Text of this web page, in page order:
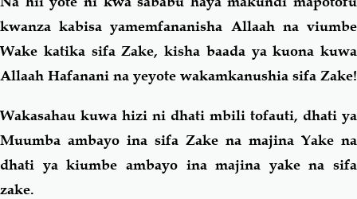
kwanza kabisa yamemfananisha Allaah na viumbe
Wake katika sifa Zake, kisha baada ya kuona kuwa
Allaah Hafanani na yeyote wakamkanushia sifa Zake!
Wakasahau kuwa hizi ni dhati mbili tofauti, dhati ya
Muumba ambayo ina sifa Zake na majina Yake na
dhati ya kiumbe ambayo ina majina yake na sifa
zake.